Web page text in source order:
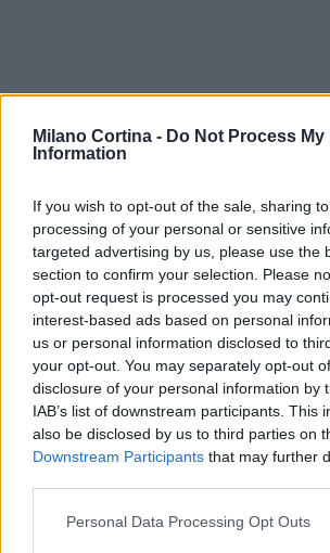
Milano Cortina - Do Not Process My
Information
If you wish to opt-out of the sale, sharing
processing of your personal or sensitive
targeted advertising by us, please use the
section to confirm your selection. Please
opt-out request is processed you may
interest-based ads based on personal
us or personal information disclosed to
your opt-out. You may separately opt-out
disclosure of your personal information by
IAB’s list of downstream participants. This
also be disclosed by us to third parties on
Downstream Participants that may further
Please note that this website/app uses one
Personal Data Processing Opt Outs
Continua a leggere
MILANOCORTINA26 (I LUOGHI)